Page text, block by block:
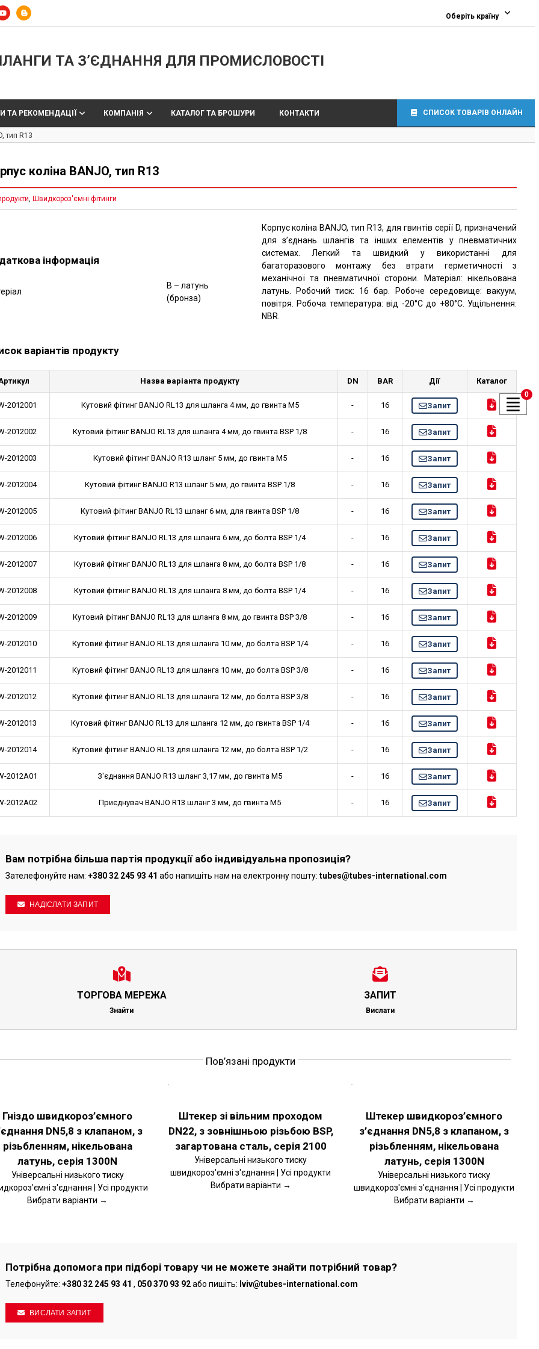
Оберіть країну
ТА З’ЄДНАННЯ ДЛЯ ПРОМИСЛОВОСТІ
ТА РЕКОМЕНДАЦІЇ КОМПАНІЯ КАТАЛОГ ТА БРОШУРИ КОНТАКТИ СПИСОК ТОВАРІВ ОНЛАЙН
тип R13
коліна BANJO, тип R13
, Швидкороз'ємні фітинги
інформація
B – латунь
(бронза)
Корпус коліна BANJO, тип R13, для гвинтів серії D, призначений
для з’єднань шлангів та інших елементів у пневматичних
системах. Легкий та швидкий у використанні для
багаторазового монтажу без втрати герметичності з
механічної та пневматичної сторони. Матеріал: нікельована
латунь. Робочий тиск: 16 бар. Робоче середовище: вакуум,
повітря. Робоча температура: від -20°C до +80°C. Ущільнення:
NBR.
варіантів продукту
Назва варіанта продукту DN BAR Дії Каталог
2012001 Кутовий фітинг BANJO RL13 для шланга 4 мм, до гвинта M5 - 16 Запит
2012002 Кутовий фітинг BANJO RL13 для шланга 4 мм, до гвинта BSP 1/8 - 16 Запит
2012003 Кутовий фітинг BANJO R13 шланг 5 мм, до гвинта M5 - 16 Запит
2012004 Кутовий фітинг BANJO R13 шланг 5 мм, до гвинта BSP 1/8 - 16 Запит
2012005 Кутовий фітинг BANJO RL13 шланг 6 мм, для гвинта BSP 1/8 - 16 Запит
2012006 Кутовий фітинг BANJO RL13 для шланга 6 мм, до болта BSP 1/4 - 16 Запит
2012007 Кутовий фітинг BANJO RL13 для шланга 8 мм, до болта BSP 1/8 - 16 Запит
2012008 Кутовий фітинг BANJO RL13 для шланга 8 мм, до болта BSP 1/4 - 16 Запит
2012009 Кутовий фітинг BANJO RL13 для шланга 8 мм, до гвинта BSP 3/8 - 16 Запит
2012010 Кутовий фітинг BANJO RL13 для шланга 10 мм, до болта BSP 1/4 - 16 Запит
2012011 Кутовий фітинг BANJO RL13 для шланга 10 мм, до болта BSP 3/8 - 16 Запит
2012012 Кутовий фітинг BANJO RL13 для шланга 12 мм, до болта BSP 3/8 - 16 Запит
2012013 Кутовий фітинг BANJO RL13 для шланга 12 мм, до гвинта BSP 1/4 - 16 Запит
2012014 Кутовий фітинг BANJO RL13 для шланга 12 мм, до болта BSP 1/2 - 16 Запит
2012A01 З'єднання BANJO R13 шланг 3,17 мм, до гвинта M5 - 16 Запит
2012A02 Приєднувач BANJO R13 шланг 3 мм, до гвинта M5 - 16 Запит
Вам потрібна більша партія продукції або індивідуальна пропозиція?
Зателефонуйте нам: +380 32 245 93 41 або напишіть нам на електронну пошту: tubes@tubes-international.com
НАДІСЛАТИ ЗАПИТ
ТОРГОВА МЕРЕЖА
Знайти
ЗАПИТ
Вислати
Пов’язані продукти
Гніздо швидкороз’ємного
DN5,8 з клапаном, з
різьбленням, нікельована
латунь, серія 1300N
Універсальні низького тиску
з'єднання | Усі продукти
Вибрати варіанти →
ТОВАР
МАЄ
КІЛЬКА
ПАРАМЕТРИ
МОЖНА
ВИБРАТИ
НА
Штекер зі вільним проходом
DN22, з зовнішньою різьбою BSP,
загартована сталь, серія 2100
Універсальні низького тиску
швидкороз'ємні з'єднання | Усі продукти
Вибрати варіанти →
ТОВАР
МАЄ
КІЛЬКА
ВАРІАНТІВ.
ПАРАМЕТРИ
ВИБРАТИ
СТОРІНЦІ
Штекер швидкороз’ємного
з’єднання DN5,8 з клапаном, з
різьбленням, нікельована
латунь, серія 1300N
Універсальні низького тиску
швидкороз'ємні з'єднання | Усі продукти
Вибрати варіанти →
Потрібна допомога при підборі товару чи не можете знайти потрібний товар?
Телефонуйте: +380 32 245 93 41 , 050 370 93 92або пишіть: lviv@tubes-international.com
ВИСЛАТИ ЗАПИТ
0